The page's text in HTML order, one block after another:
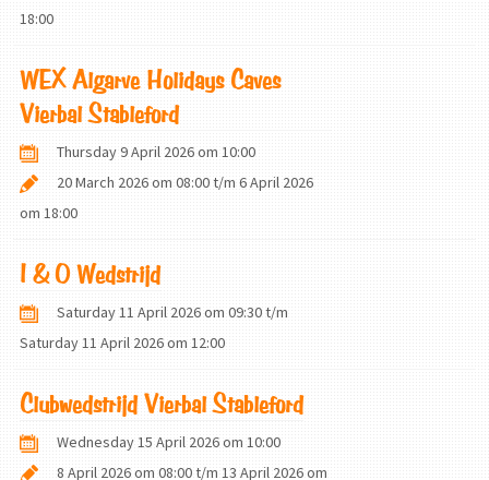
18:00
WEX Algarve Holidays Caves
Vierbal Stableford
Thursday 9 April 2026 om 10:00
20 March 2026 om 08:00t/m 6 April 2026
om 18:00
I & O Wedstrijd
Saturday 11 April 2026 om 09:30t/m
Saturday 11 April 2026 om 12:00
Clubwedstrijd Vierbal Stableford
Wednesday 15 April 2026 om 10:00
8 April 2026 om 08:00t/m 13 April 2026 om